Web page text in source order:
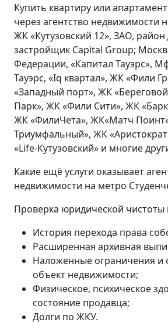
Купить квартиру или
через агентство недвижимости
ЖК «Кутузовский 12», ЗАО,
застройщик Capital Group;
Федерации, «Капитал Тауэрс»,
Тауэрс, «Iq квартал», ЖК «Фили
«Западный порт», ЖК
Парк», ЖК «Фили Сити», ЖК
ЖК «ФилиЧета», ЖК«Матч
Триумфальный», ЖК
«Life-Кутузовский» и многие
Какие ещё услуги оказывает
недвижимости на метро
Проверка юридической чистоты
История перехода права
Расширенная архивная
Наложенные ограничения и
объект недвижимости;
Физическое, психическое
состояние продавца;
Долги по ЖКУ.